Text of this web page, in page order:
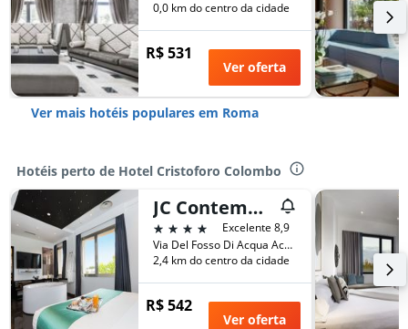
0,0 km do centro da cidade
R$ 531
Ver oferta
Ver mais hotéis populares em Roma
Hotéis perto de Hotel Cristoforo Colombo
JC Contemporary Hotel
4 estrelas
Excelente 8,9
Via Del Fosso Di Acqua Acetosa Ostiense 43 45, Roma, Itália
2,4 km do centro da cidade
R$ 542
Ver oferta